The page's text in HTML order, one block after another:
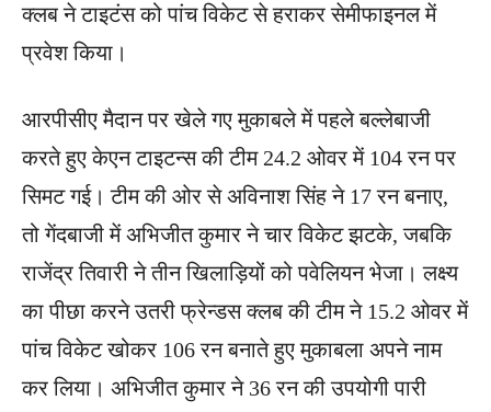
क्लब ने टाइटंस को पांच विकेट से हराकर सेमीफाइनल में
प्रवेश किया।
आरपीसीए मैदान पर खेले गए मुकाबले में पहले बल्लेबाजी
करते हुए केएन टाइटन्स की टीम 24.2 ओवर में 104 रन पर
सिमट गई। टीम की ओर से अविनाश सिंह ने 17 रन बनाए,
तो गेंदबाजी में अभिजीत कुमार ने चार विकेट झटके, जबकि
राजेंद्र तिवारी ने तीन खिलाड़ियों को पवेलियन भेजा। लक्ष्य
का पीछा करने उतरी फ्रेन्डस क्लब की टीम ने 15.2 ओवर में
पांच विकेट खोकर 106 रन बनाते हुए मुकाबला अपने नाम
कर लिया। अभिजीत कुमार ने 36 रन की उपयोगी पारी